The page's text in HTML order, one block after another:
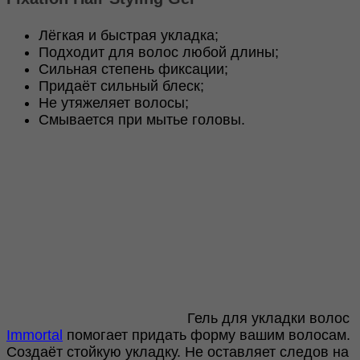
Styling
Gel
500ml
Лёгкая и быстрая укладка;
Подходит для волос любой длины;
Сильная степень фиксации;
Придаёт сильный блеск;
Не утяжеляет волосы;
Смывается при мытье головы.
Гель для укладки волос
Immortal помогает придать форму вашим волосам.
Создаёт стойкую укладку. Не оставляет следов на